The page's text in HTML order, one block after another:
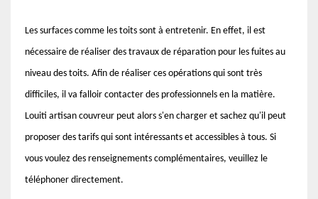
Les surfaces comme les toits sont à entretenir. En effet, il est
nécessaire de réaliser des travaux de réparation pour les fuites au
niveau des toits. Afin de réaliser ces opérations qui sont très
difficiles, il va falloir contacter des professionnels en la matière.
Louiti artisan couvreur peut alors s'en charger et sachez qu'il peut
proposer des tarifs qui sont intéressants et accessibles à tous. Si
vous voulez des renseignements complémentaires, veuillez le
téléphoner directement.